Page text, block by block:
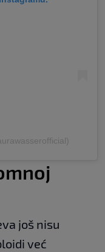
još nisu
već